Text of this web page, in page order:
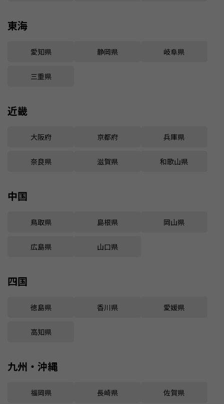
東海
愛知県 静岡県 岐阜県
三重県
近畿
大阪府 京都府 兵庫県
奈良県 滋賀県 和歌山県
中国
鳥取県 島根県 岡山県
広島県 山口県
四国
徳島県 香川県 愛媛県
高知県
九州・沖縄
福岡県 長崎県 佐賀県